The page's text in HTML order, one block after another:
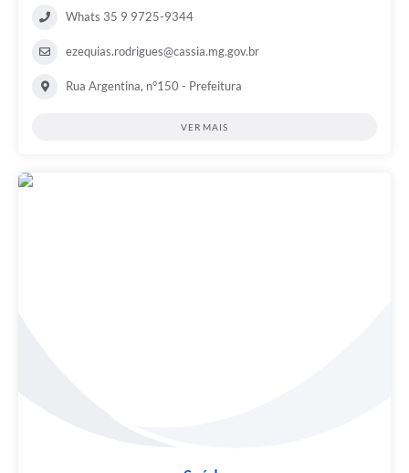
Whats 35 9 9725-9344
ezequias.rodrigues@cassia.mg.gov.br
Rua Argentina, n°150 - Prefeitura
VER MAIS